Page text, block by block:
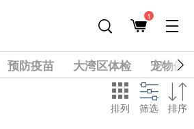
1
预防疫苗 大湾区体检
宠物健
排列 筛选 排序